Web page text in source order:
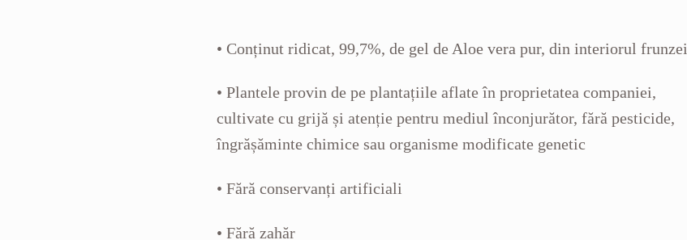
• Conținut ridicat, 99,7%, de gel de Aloe vera pur, din interiorul frunzei
• Plantele provin de pe plantațiile aflate în proprietatea companiei,
cultivate cu grijă și atenție pentru mediul înconjurător, fără pesticide,
îngrășăminte chimice sau organisme modificate genetic
• Fără conservanți artificiali
• Fără zahăr